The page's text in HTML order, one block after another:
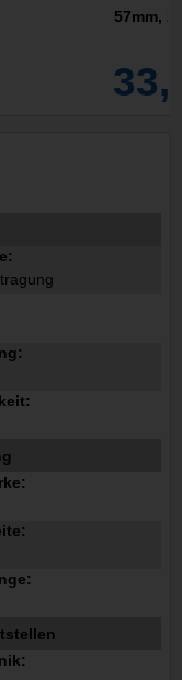
57mm,